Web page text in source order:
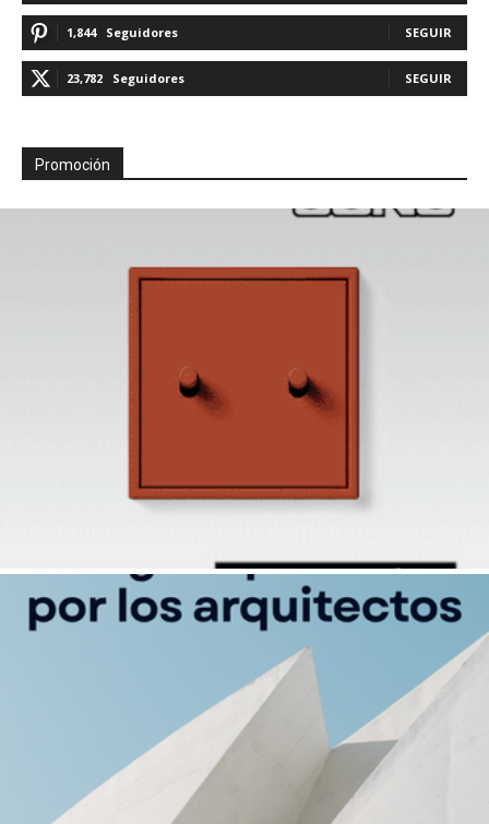
1,844 Seguidores SEGUIR
23,782 Seguidores SEGUIR
Promoción